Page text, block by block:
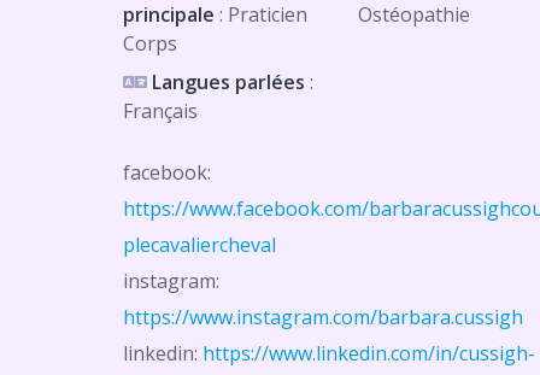
principale : Praticien
Corps
Ostéopathie
Langues parlées :
Français
facebook:
https://www.facebook.com/
plecavaliercheval
instagram:
https://www.instagram.com/barbara.cussigh
linkedin: https://www.linkedin.com/in/cussigh-